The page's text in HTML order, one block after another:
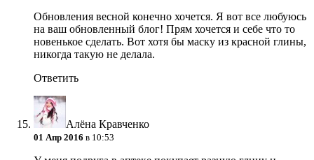
Обновления весной конечно хочется. Я вот все любуюсь
на ваш обновленный блог! Прям хочется и себе что то
новенькое сделать. Вот хотя бы маску из красной глины,
никогда такую не делала.
Ответить
Алёна Кравченко
01 Апр 2016 в 10:53